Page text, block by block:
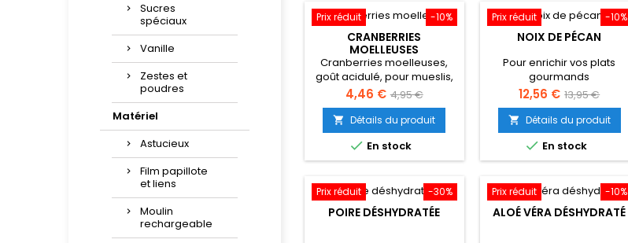
Sucres
spéciaux
Vanille
Zestes et
poudres
Matériel
Astucieux
Film papillote
et liens
Moulin
rechargeable
-10%
Prix réduit
CRANBERRIES
MOELLEUSES
Cranberries moelleuses,
goût acidulé, pour mueslis,
salades, desserts.
Prix
4,46 € Prix
de
base
4,95 €
 Détails du produit
 En stock
-10%
Prix réduit
NOIX DE PÉCAN
Pour enrichir vos plats
gourmands
Prix
12,56 € Prix
de
base
13,95 €
 Détails du produit
 En stock
-30%
Prix réduit
POIRE DÉSHYDRATÉE
-10%
Prix réduit
ALOÉ VÉRA DÉSHYDRATÉ